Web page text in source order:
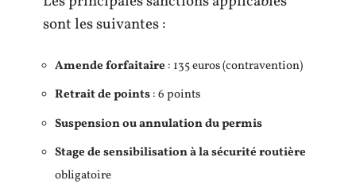
sont les suivantes :
Amende forfaitaire : 135 euros (contravention)
Retrait de points: 6 points
Suspension ou annulation du permis
Stage de sensibilisation à la sécurité routière
obligatoire